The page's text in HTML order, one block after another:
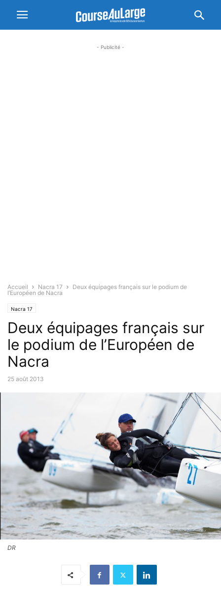
- Publicité -
Accueil Nacra 17
Deux équipages français sur le podium de
l’Européen de Nacra
Nacra 17
Deux équipages français sur
le podium de l’Européen de
Nacra
25 août 2013
DR